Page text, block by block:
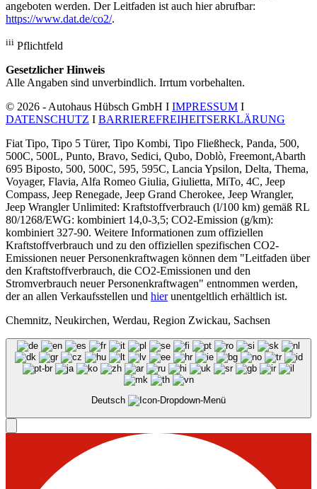
angeboten werden. Der Leitfaden ist auch hier abrufbar:
https://www.dat.de/co2/.
iii Pflichtfeld
Gesetzlicher Hinweis
Alle Angaben sind unverbindlich. Irrtum vorbehalten.
© 2026 - Autohaus Hübsch GmbH I IMPRESSUM I
DATENSCHUTZ I BARRIEREFREIHEITSERKLÄRUNG
Fiat Tipo, Tipo 5 Türer, Tipo Kombi, Tipo Fließheck, Panda, 500,
500C, 500L, Punto, Bravo, Sedici, Qubo, Doblò, Freemont,Abarth
695 Biposto, 500, 500C, 595, 595C, Lancia Ypsilon, Delta, Thema,
Voyager, Flavia, Alfa Romeo Giulia, Giulietta, MiTo, 4C, Jeep
Compass, Jeep Renegade, Jeep Grand Cherokee, Jeep Wrangler,
Jeep Wrangler Unlimited: Kraftstoffverbrauch (l/100 km) gemäß RL
80/1268/EWG: kombiniert 14,0-3,5; CO2-Emission (g/km):
kombiniert 327-90. Weitere Informationen zum offiziellen
Kraftstoffverbrauch und zu den offiziellen spezifischen CO2-
Emissionen neuer Personenkraftwagen können dem "Leitfaden über
den Kraftstoffverbrauch, die CO2-Emissionen und den
Stromverbrauch neuer Personenkraftwagen" entnommen werden,
der an allen Verkaufsstellen und hierunentgeltlich erhältlich ist.
Chemnitz, Neukirchen, Werdau, Region Zwickau, Sachsen
Deutsch